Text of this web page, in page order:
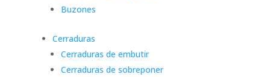
Buzones
Cerraduras
Cerraduras de embutir
Cerraduras de sobreponer